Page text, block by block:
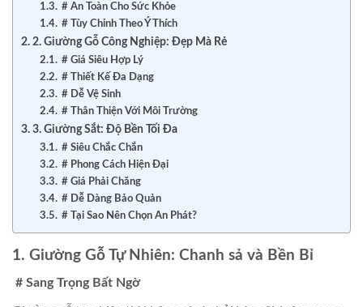
# An Toàn Cho Sức Khỏe
# Tùy Chỉnh Theo Ý Thích
2. Giường Gỗ Công Nghiệp: Đẹp Mà Rẻ
# Giá Siêu Hợp Lý
# Thiết Kế Đa Dạng
# Dễ Vệ Sinh
# Thân Thiện Với Môi Trường
3. Giường Sắt: Độ Bền Tối Đa
# Siêu Chắc Chắn
# Phong Cách Hiện Đại
# Giá Phải Chăng
# Dễ Dàng Bảo Quản
# Tại Sao Nên Chọn An Phát?
1. Giường Gỗ Tự Nhiên: Chanh sả và Bền Bỉ
# Sang Trọng Bất Ngờ